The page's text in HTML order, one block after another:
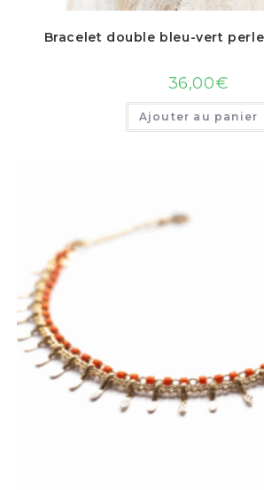
Bracelet double bleu-vert
36,00€
Ajouter au panier